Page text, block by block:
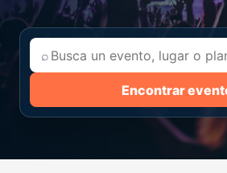
⌕
Encontrar